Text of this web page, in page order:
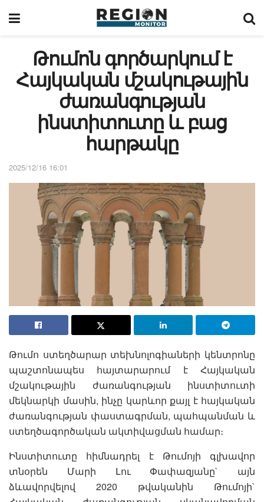
Թումոն գործարկում է
Հայկական մշակութային
ժառանգության
ինստիտուտը և բաց
հարթակը
2025/12/16 16:01
Թումո ստեղծարար տեխնոլոգիաների կենտրոնը
պաշտոնապես հայտարարում է Հայկական
մշակութային ժառանգության ինստիտուտի
մեկնարկի մասին, ինչը կարևոր քայլ է հայկական
ժառանգության փաստագրման, պահպանման և
ստեղծագործական ակտիվացման համար։
Ինստիտուտը հիմնադրել է Թումոյի գլխավոր
տնօրեն Մարի Լու Փափազյանը` այն
ձևավորվելով 2020 թվականին Թումոյի`